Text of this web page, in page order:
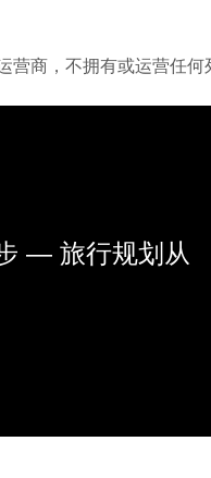
商，不拥有或运营任
— 旅行规划从